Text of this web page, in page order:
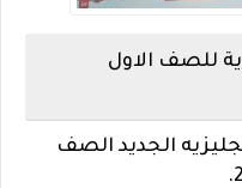
للصف الاول
الجديد الصف